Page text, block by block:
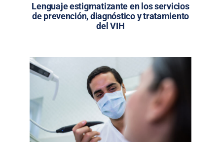
Lenguaje estigmatizante en los servicios
de prevención, diagnóstico y tratamiento
del VIH